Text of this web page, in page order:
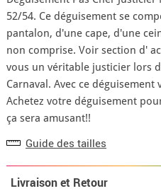
52/54. Ce déguisement se
pantalon, d'une cape, d'une
non comprise. Voir section d'
vous un véritable justicier lors
Carnaval. Avec ce déguisement
Achetez votre déguisement
ça sera amusant!!
Guide des tailles
Livraison et Retour